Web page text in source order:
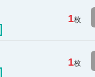
1枚
1枚